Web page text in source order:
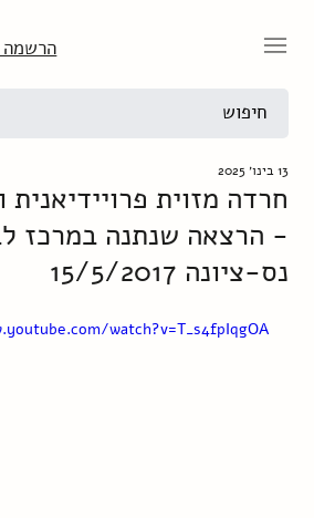
הרשמה
חרדה מזוית פרויידיאנית
- הרצאה שנתנה במרכז
נס-ציונה 15/5/2017
13 בינו׳ 2025
watch?v=T_s4fpIqgOA